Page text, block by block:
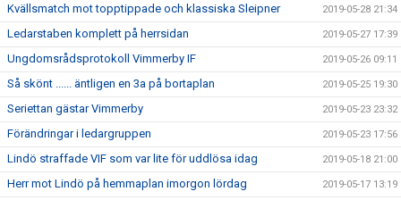
Kvällsmatch mot topptippade och klassiska Sleipner 2019-05-28 21:34
Ledarstaben komplett på herrsidan 2019-05-27 17:39
Ungdomsrådsprotokoll Vimmerby IF 2019-05-26 09:11
Så skönt ...... äntligen en 3a på bortaplan 2019-05-25 19:30
Seriettan gästar Vimmerby 2019-05-23 23:32
Förändringar i ledargruppen 2019-05-23 17:56
Lindö straffade VIF som var lite för uddlösa idag 2019-05-18 21:00
Herr mot Lindö på hemmaplan imorgon lördag 2019-05-17 13:19